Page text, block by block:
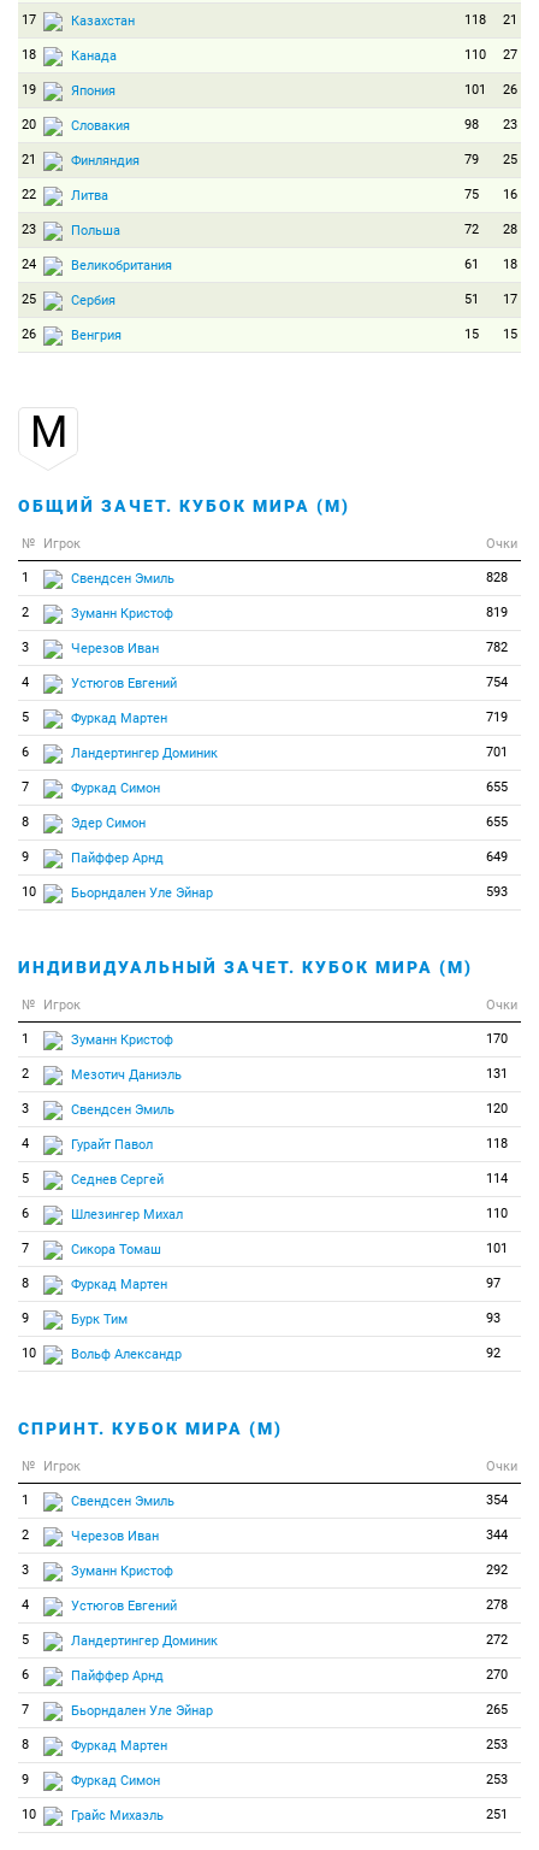
17 Казахстан 118 21
18 Канада 110 27
19 Япония 101 26
20 Словакия 98 23
21 Финляндия 79 25
22 Литва 75 16
23 Польша 72 28
24 Великобритания 61 18
25 Сербия 51 17
26 Венгрия 15 15
М
ОБЩИЙ ЗАЧЕТ. КУБОК МИРА (М)
№ Игрок Очки
1 Свендсен Эмиль 828
2 Зуманн Кристоф 819
3 Черезов Иван 782
4 Устюгов Евгений 754
5 Фуркад Мартен 719
6 Ландертингер Доминик 701
7 Фуркад Симон 655
8 Эдер Симон 655
9 Пайффер Арнд 649
10 Бьорндален Уле Эйнар 593
ИНДИВИДУАЛЬНЫЙ ЗАЧЕТ. КУБОК МИРА (М)
№ Игрок Очки
1 Зуманн Кристоф 170
2 Мезотич Даниэль 131
3 Свендсен Эмиль 120
4 Гурайт Павол 118
5 Седнев Сергей 114
6 Шлезингер Михал 110
7 Сикора Томаш 101
8 Фуркад Мартен 97
9 Бурк Тим 93
10 Вольф Александр 92
СПРИНТ. КУБОК МИРА (М)
№ Игрок Очки
1 Свендсен Эмиль 354
2 Черезов Иван 344
3 Зуманн Кристоф 292
4 Устюгов Евгений 278
5 Ландертингер Доминик 272
6 Пайффер Арнд 270
7 Бьорндален Уле Эйнар 265
8 Фуркад Мартен 253
9 Фуркад Симон 253
10 Грайс Михаэль 251